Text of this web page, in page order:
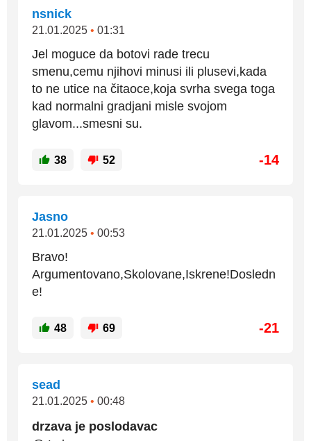
nsnick
21.01.2025 • 01:31
Jel moguce da botovi rade trecu
smenu,cemu njihovi minusi ili plusevi,kada
to ne utice na čitaoce,koja svrha svega toga
kad normalni gradjani misle svojom
glavom...smesni su.
38 52 -14
Jasno
21.01.2025 • 00:53
Bravo!
Argumentovano,Skolovane,Iskrene!Dosledn
e!
48 69 -21
sead
21.01.2025 • 00:48
drzava je poslodavac